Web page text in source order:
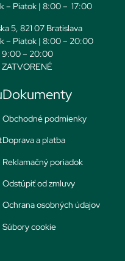
– Piatok | 8:00 – 17:00
5, 821 07 Bratislava
– Piatok | 8:00 – 20:00
9:00 – 20:00
Dokumenty
Obchodné podmienky
Doprava a platba
Reklamačný poriadok
Odstúpiť od zmluvy
Ochrana osobných údajov
Súbory cookie